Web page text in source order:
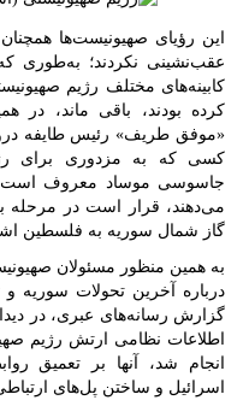
این رؤیای صهیونیست‌ها
عقب‌نشینی نکردند؛ به‌طوری
کابینه‌های مختلف رژیم
کرده بودند، باقی ماند، در
«موفق طریف» رئیس طایفه
کسی که به مزدوری برای
جاسوسی موساد معروف است
می‌دهند، قرار است در مرحله
گاز شمال سوریه به فلسطین
به همین منظور مسئولان
درباره آخرین تحولات سوریه و
گزارش رسانه‌های عبری، در
اطلاعات نظامی ارتش رژیم
انجام شد، آنها بر تعمیق
اسرائیل و ساختن پل‌های